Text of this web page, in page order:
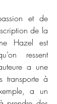
et de
de la
Hazel est
ressent
a une
transporte à
a un